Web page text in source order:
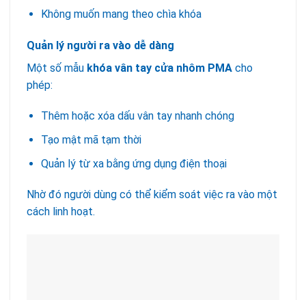
Không muốn mang theo chìa khóa
Quản lý người ra vào dễ dàng
Một số mẫu khóa vân tay cửa nhôm PMA cho
phép:
Thêm hoặc xóa dấu vân tay nhanh chóng
Tạo mật mã tạm thời
Quản lý từ xa bằng ứng dụng điện thoại
Nhờ đó người dùng có thể kiểm soát việc ra vào một
cách linh hoạt.